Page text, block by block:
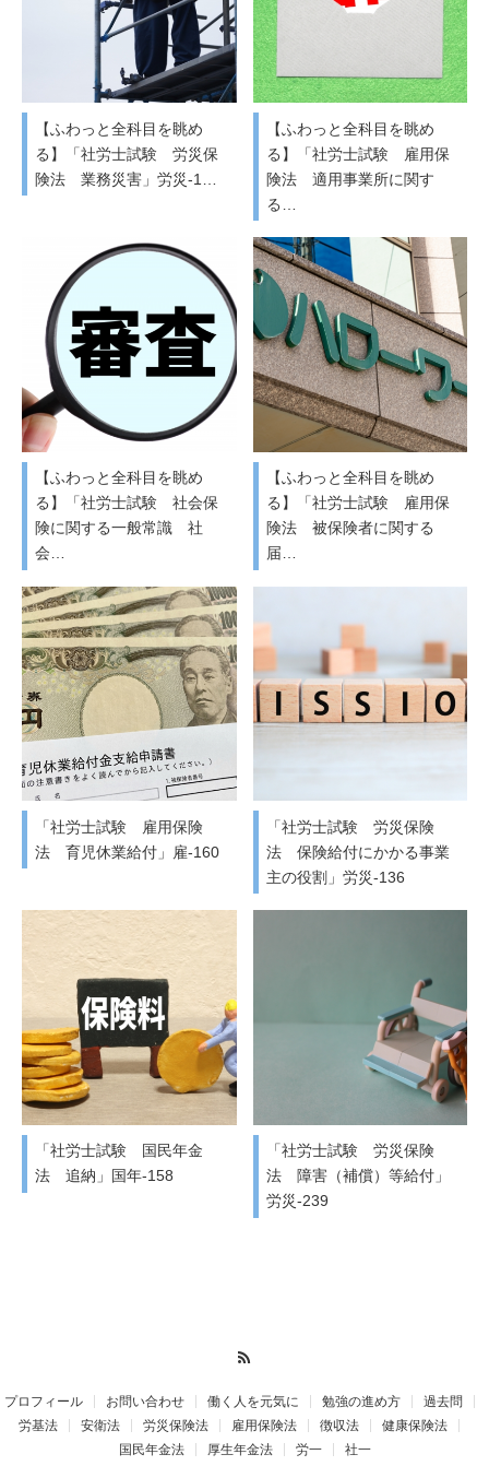
【ふわっと全科目を眺め
る】「社労士試験 労災保
険法 業務災害」労災-1…
【ふわっと全科目を眺め
る】「社労士試験 雇用保
険法 適用事業所に関す
る…
【ふわっと全科目を眺め
る】「社労士試験 社会保
険に関する一般常識 社
会…
【ふわっと全科目を眺め
る】「社労士試験 雇用保
険法 被保険者に関する
届…
「社労士試験 雇用保険
法 育児休業給付」雇-160
「社労士試験 労災保険
法 保険給付にかかる事業
主の役割」労災-136
「社労士試験 国民年金
法 追納」国年-158
「社労士試験 労災保険
法 障害（補償）等給付」
労災-239
プロフィール お問い合わせ 働く人を元気に 勉強の進め方
過去問
労基法
安衛法 労災保険法 雇用保険法 徴収法
健康保険法
国民年金法
厚生年金法 労一 社一